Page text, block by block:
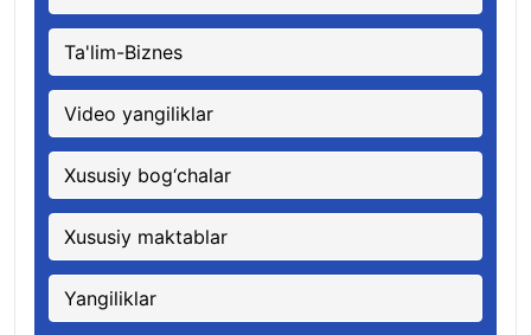
Ta'lim-Biznes
Video yangiliklar
Xususiy bog‘chalar
Xususiy maktablar
Yangiliklar